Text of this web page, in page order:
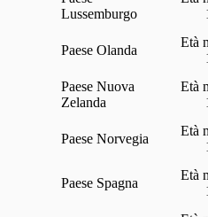
Lussemburgo
Olanda
Nuova
Zelanda
Norvegia
Spagna